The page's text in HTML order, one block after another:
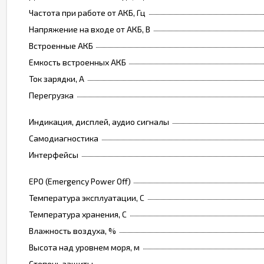
Частота при работе от АКБ, Гц
Напряжение на входе от АКБ, В
Встроенные АКБ
Емкость встроенных АКБ
Ток зарядки, А
Перегрузка
Индикация, дисплей, аудио сигналы
Самодиагностика
Интерфейсы
EPO (Emergency Power Off)
Температура эксплуатации, C
Температура хранения, C
Влажность воздуха, %
Высота над уровнем моря, м